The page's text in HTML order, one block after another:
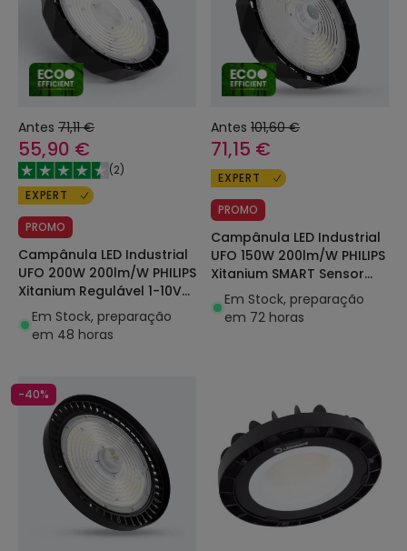
Antes 71,11 €
55,90 €
(2)
EXPERT
PROMO
Campânula LED Industrial
UFO 200W 200lm/W PHILIPS
Xitanium Regulável 1-10V
LEDNIX HBM
Em Stock, preparação
em 48 horas
Antes 101,60 €
71,15 €
EXPERT
PROMO
Campânula LED Industrial
UFO 150W 200lm/W PHILIPS
Xitanium SMART Sensor
Movimento
Em Stock, preparação
em 72 horas
-40%